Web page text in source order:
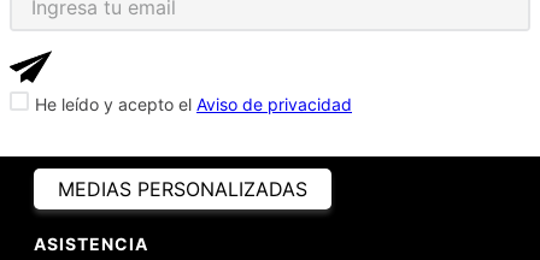
He leído y acepto el Aviso de privacidad
MEDIAS PERSONALIZADAS
ASISTENCIA